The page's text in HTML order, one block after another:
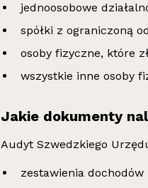
jednoosobowe
spółki z ograniczoną
osoby fizyczne, które
wszystkie inne osoby
Jakie dokumenty
Audyt Szwedzkiego
zestawienia